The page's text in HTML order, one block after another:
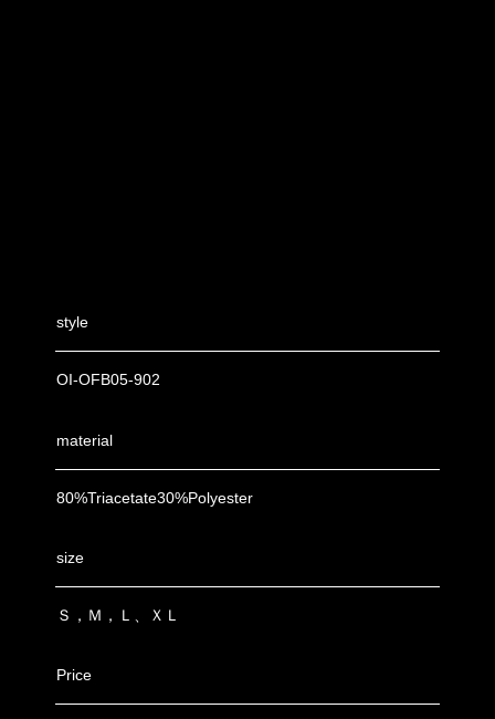
style
OI-OFB05-902
material
80%Triacetate30%Polyester
size
Ｓ，Ｍ，Ｌ、ＸＬ
Price